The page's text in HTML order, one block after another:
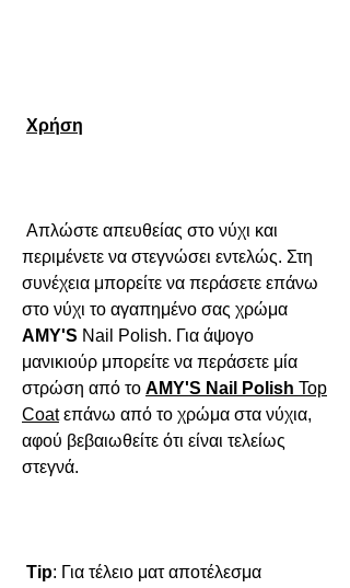
Χρήση
περιμένετε να στεγνώσει εντελώς. Στη
συνέχεια μπορείτε να περάσετε επάνω
AMY'S Nail Polish. Για άψογο
μανικιούρ μπορείτε να περάσετε μία
στρώση από το AMY'S Nail Polish Top
Coat επάνω από το χρώμα στα νύχια,
αφού βεβαιωθείτε ότι είναι τελείως
στεγνά.
Tip: Για τέλειο ματ αποτέλεσμα